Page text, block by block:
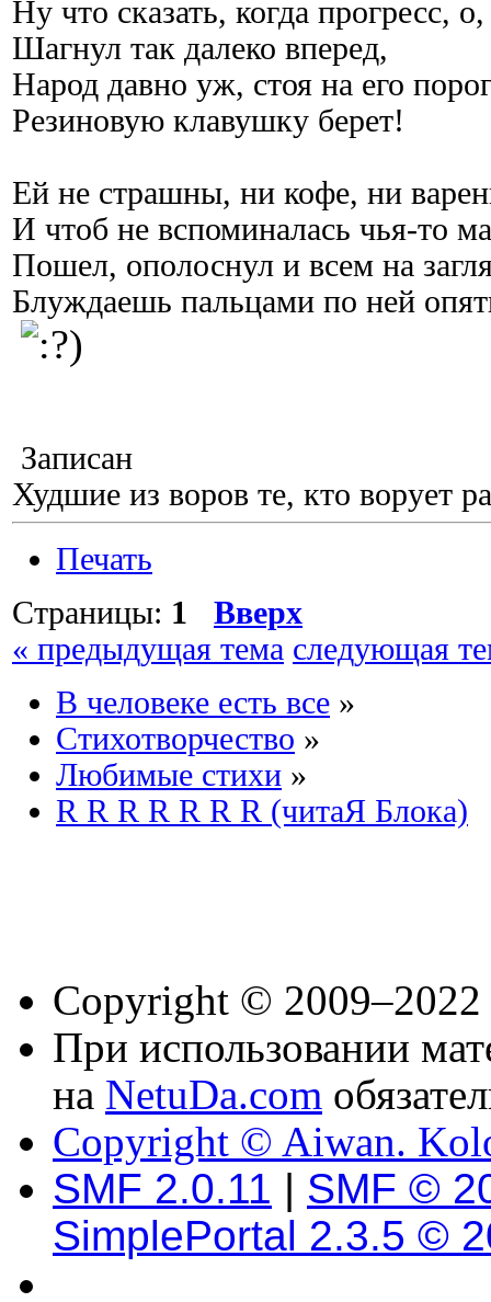
Ну что сказать, когда прогресс,
Шагнул так далеко вперед,
Народ давно уж, стоя на его
Резиновую клавушку берет!
Ей не страшны, ни кофе, ни
И чтоб не вспоминалась чья-то
Пошел, ополоснул и всем на
Блуждаешь пальцами по ней
Записан
Худшие из воров те, кто ворует
Печать
Страницы: 1
Вверх
« предыдущая тема следующая
В человеке есть все »
Стихотворчество »
Любимые стихи »
R R R R R R R (читаЯ Блока)
Copyright © 2009–2022
При использовании
на NetuDa.com
Copyright © Aiwan.
SMF 2.0.11 | SMF ©
SimplePortal 2.3.5 ©